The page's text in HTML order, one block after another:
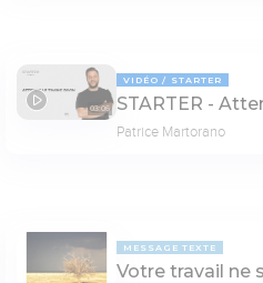
03:06
VIDÉO STARTER
STARTER -
Patrice Martorano
MESSAGE TEXTE
Votre travail ne